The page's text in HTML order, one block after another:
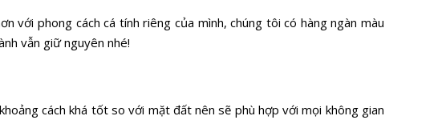
với phong cách cá tính riêng của mình, chúng tôi có hàng ngàn màu
vẫn giữ nguyên nhé!
cách khá tốt so với mặt đất nên sẽ phù hợp với mọi không gian